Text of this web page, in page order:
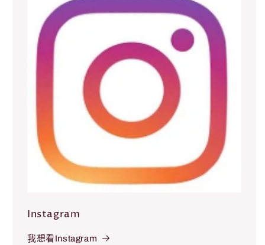
Instagram
我想看Instagram